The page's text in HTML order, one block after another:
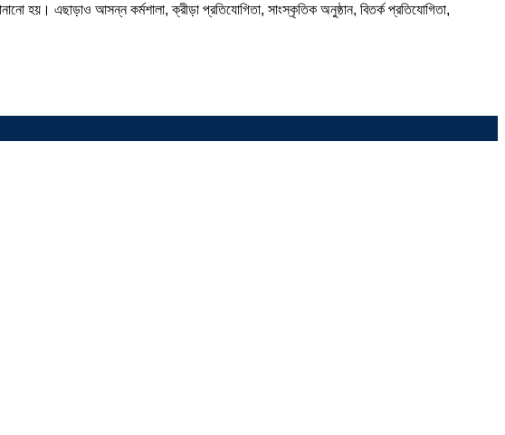
হয়। এছাড়াও আসন্ন কর্মশালা, ক্রীড়া প্রতিযোগিতা, সাংস্কৃতিক অনুষ্ঠান, বিতর্ক প্রতিযোগিতা,